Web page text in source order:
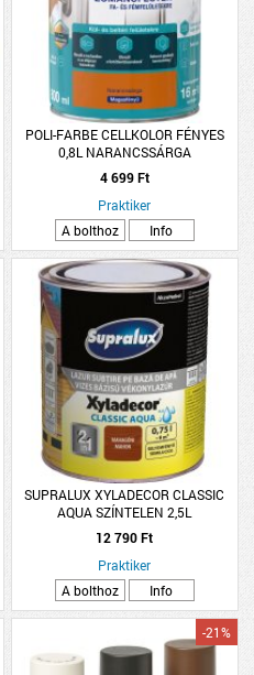
POLI-FARBE CELLKOLOR FÉNYES
0,8L NARANCSSÁRGA
4 699 Ft
Praktiker
A bolthoz
Info
SUPRALUX XYLADECOR CLASSIC
AQUA SZÍNTELEN 2,5L
12 790 Ft
Praktiker
A bolthoz
Info
-21%